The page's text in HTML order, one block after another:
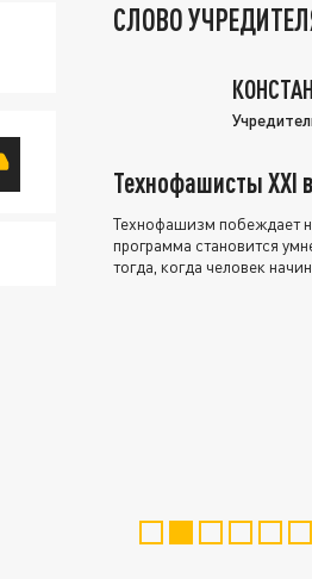
СЛОВО
Технофашисты XXI
Технофашизм побеждает
программа становится
тогда, когда человек